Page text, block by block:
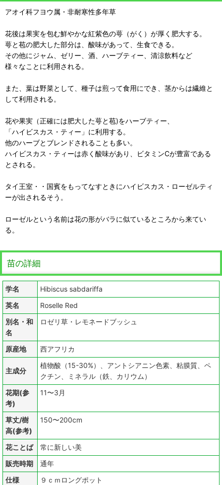
アオイ科フヨウ属・非耐寒性多年草
花後は果実を包む鮮やかな紅紫色の萼（がく）が厚く肥大する。
萼と苞の肥大した部分は、酸味があって、生食できる。
その他にジャム、ゼリー、酒、ハーブティー、清涼飲料など
様々なことに利用される。
また、葉は野菜として、種子は煎って食用にでき、茎からは繊維と
して利用される。
花や果実（正確には肥大した萼と苞)をハーブティー、
「ハイビスカス・ティー」に利用する。
他のハーブとブレンドされることも多い。
ハイビスカス・ティーは赤く酸味があり、ビタミンCが豊富である
とされる。
タイ王室・・国賓をもってなすときにハイビスカス・ローゼルティ
ーが出されるそう。
ローゼルという名前は花の形がバラに似ているところから来てい
る。
苗の詳細
学名
Hibiscus sabdariffa
英名
Roselle Red
別名・和
名
ロゼリ草・レモネードブッシュ
原産地 西アフリカ
主成分
植物酸（15-30%）、アントシアニン色素、粘膜質、ペ
クチン、ミネラル（鉄、カリウム）
花期(参
考)
11〜3月
草丈/樹
高(参考)
150〜200cm
花ことば
常に新しい美
販売時期
通年
仕様
９ｃｍロングポット